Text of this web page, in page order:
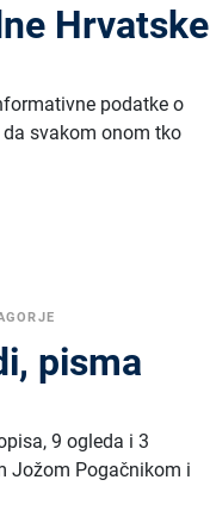
Hrvatske
podatke o
svakom onom tko
pisma
9 ogleda i 3
Jožom Pogačnikom i